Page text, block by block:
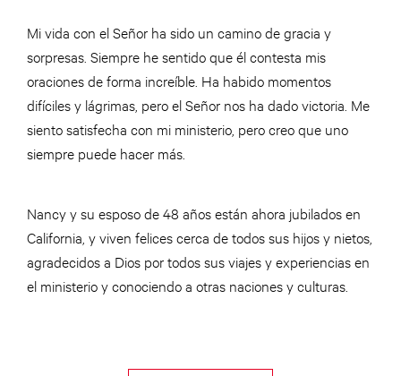
Mi vida con el Señor ha sido un camino de gracia y
sorpresas. Siempre he sentido que él contesta mis
oraciones de forma increíble. Ha habido momentos
difíciles y lágrimas, pero el Señor nos ha dado victoria. Me
siento satisfecha con mi ministerio, pero creo que uno
siempre puede hacer más.
Nancy y su esposo de 48 años están ahora jubilados en
California, y viven felices cerca de todos sus hijos y nietos,
agradecidos a Dios por todos sus viajes y experiencias en
el ministerio y conociendo a otras naciones y culturas.